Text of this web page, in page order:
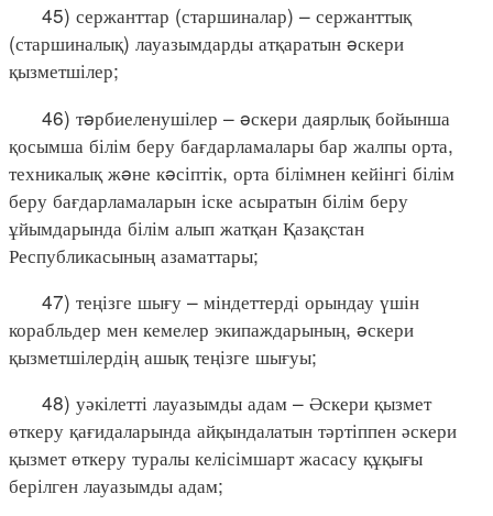
45) сержанттар (старшиналар) – сержанттық
(старшиналық) лауазымдарды атқаратын əскери
қызметшілер;
46) тəрбиеленушілер – əскери даярлық бойынша
қосымша білім беру бағдарламалары бар жалпы орта,
техникалық жəне кəсіптік, орта білімнен кейінгі білім
беру бағдарламаларын іске асыратын білім беру
ұйымдарында білім алып жатқан Қазақстан
Республикасының азаматтары;
47) теңізге шығу – міндеттерді орындау үшін
корабльдер мен кемелер экипаждарының, əскери
қызметшілердің ашық теңізге шығуы;
48) уәкілетті лауазымды адам – Әскери қызмет
өткеру қағидаларында айқындалатын тәртіппен әскери
қызмет өткеру туралы келісімшарт жасасу құқығы
берілген лауазымды адам;